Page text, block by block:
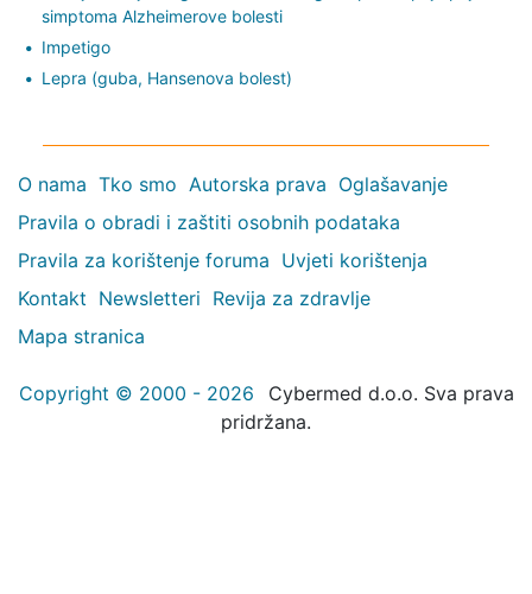
simptoma Alzheimerove bolesti
Impetigo
Lepra (guba, Hansenova bolest)
O nama Tko smo Autorska prava Oglašavanje
Pravila o obradi i zaštiti osobnih podataka
Pravila za korištenje foruma Uvjeti korištenja
Kontakt Newsletteri Revija za zdravlje
Mapa stranica
Copyright © 2000 - 2026
Cybermed d.o.o. Sva prava
pridržana.